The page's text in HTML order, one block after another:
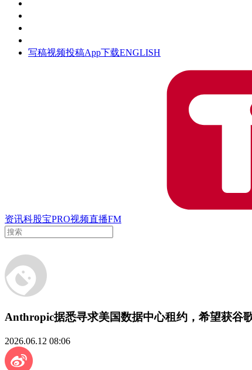
写稿视频投稿App下载ENGLISH
资讯科股宝PRO视频直播FM
Anthropic据悉寻求美国数据中心租约，希望获谷
2026.06.12 08:06